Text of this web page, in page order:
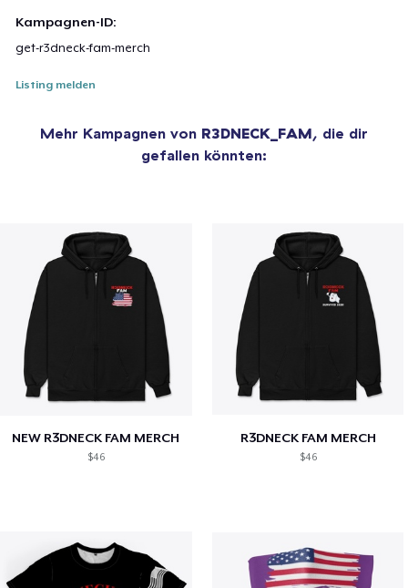
Kampagnen-ID:
get-r3dneck-fam-merch
Listing melden
Mehr Kampagnen von R3DNECK_FAM, die dir
gefallen könnten:
NEW R3DNECK FAM MERCH
$46
R3DNECK FAM MERCH
$46